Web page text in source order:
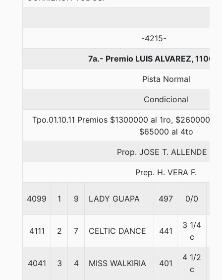
-4215-
7a.- Premio LUIS ALVAREZ, 1100
Pista Normal
Condicional
Tpo.01.10.11 Premios $1300000 al 1ro, $260000
$65000 al 4to
Prop. JOSE T. ALLENDE F.
Prep. H. VERA F.
4099 1 9 LADY GUAPA 497 0/0
4111 2 7 CELTIC DANCE 441
3 1/4
c
4041 3 4 MISS WALKIRIA 401
4 1/2
c